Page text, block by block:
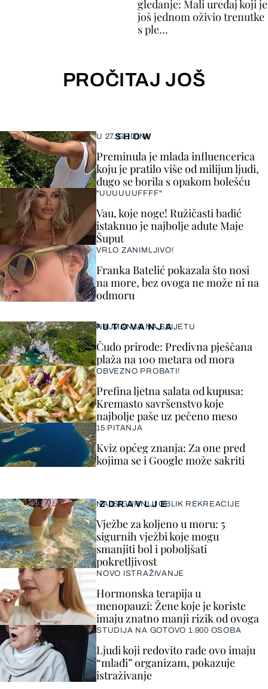
gledanje: Mali uređaj koji je
još jednom oživio trenutke
s ple...
PROČITAJ JOŠ
SHOW
U 27. GODINI
Preminula je mlada influencerica
koju je pratilo više od milijun ljudi,
dugo se borila s opakom bolešću
"UUUUUUFFFF"
Vau, koje noge! Ružičasti badić
istaknuo je najbolje adute Maje
Šuput
VRLO ZANIMLJIVO!
Franka Batelić pokazala što nosi
na more, bez ovoga ne može ni na
odmoru
ZDRAVLJE
NAJSIGURNIJI OBLIK REKREACIJE
Vježbe za koljeno u moru: 5
sigurnih vježbi koje mogu
smanjiti bol i poboljšati
pokretljivost
NOVO ISTRAŽIVANJE
Hormonska terapija u
menopauzi: Žene koje je koriste
imaju znatno manji rizik od ovoga
STUDIJA NA GOTOVO 1.900 OSOBA
Ljudi koji redovito rade ovo imaju
“mlađi” organizam, pokazuje
istraživanje
PUTOVANJA
NAJMANJA NA SVIJETU
Čudo prirode: Predivna pješčana
plaža na 100 metara od mora
OBVEZNO PROBATI!
Prefina ljetna salata od kupusa:
Kremasto savršenstvo koje
najbolje paše uz pečeno meso
15 PITANJA
Kviz općeg znanja: Za one pred
kojima se i Google može sakriti